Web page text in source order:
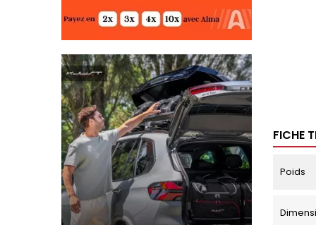
FICHE
Poids